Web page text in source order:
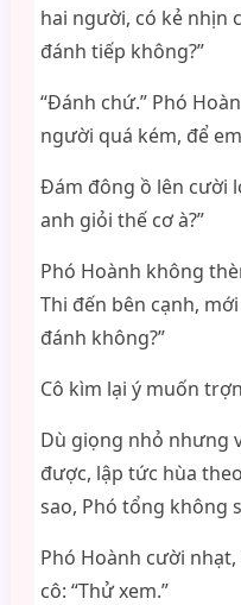
hai người, có kẻ nhịn
đánh tiếp không?”
“Đánh chứ.” Phó
người quá kém, để
Đám đông ồ lên cười
anh giỏi thế cơ à?”
Phó Hoành không
Thi đến bên cạnh,
đánh không?”
Cô kìm lại ý muốn
Dù giọng nhỏ nhưng
được, lập tức hùa
sao, Phó tổng không
Phó Hoành cười
cô: “Thử xem.”